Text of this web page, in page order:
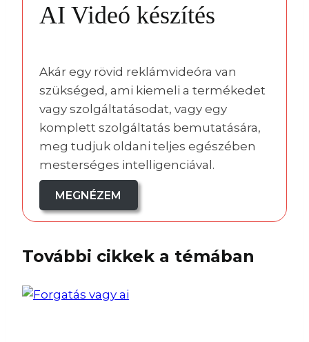
AI Videó készítés
Akár egy rövid reklámvideóra van
szükséged, ami kiemeli a termékedet
vagy szolgáltatásodat, vagy egy
komplett szolgáltatás bemutatására,
meg tudjuk oldani teljes egészében
mesterséges intelligenciával.
MEGNÉZEM
További cikkek a témában